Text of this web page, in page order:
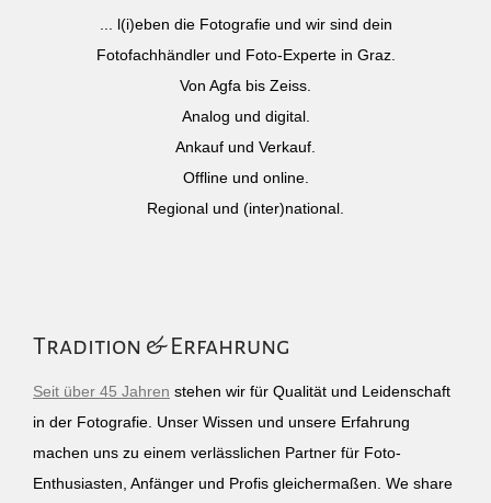
... l(i)eben die Fotografie und wir sind dein
Fotofachhändler und Foto-Experte in Graz.
Von Agfa bis Zeiss.
Analog und digital.
Ankauf und Verkauf.
Offline und online.
Regional und (inter)national.
Tradition & Erfahrung
Seit über 45 Jahren stehen wir für Qualität und Leidenschaft
in der Fotografie. Unser Wissen und unsere Erfahrung
machen uns zu einem verlässlichen Partner für Foto-
Enthusiasten, Anfänger und Profis gleichermaßen. We share